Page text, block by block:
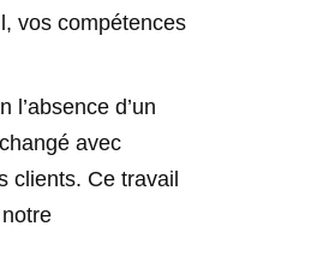
vos compétences
l’absence d’un
avec
clients. Ce travail